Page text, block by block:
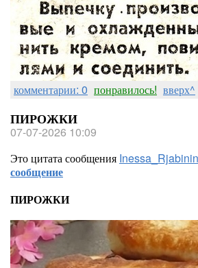
комментарии: 0 понравилось! вверх^
ПИРОЖКИ
07-07-2026 10:09
Это цитата сообщения
сообщение
ПИРОЖКИ